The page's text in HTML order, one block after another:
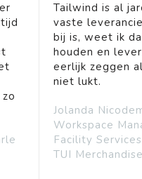
Tailwind is al
vaste
bij is, weet ik
houden en
eerlijk zeggen
niet lukt.
Jolanda
Workspace
Facility
TUI Merchandise